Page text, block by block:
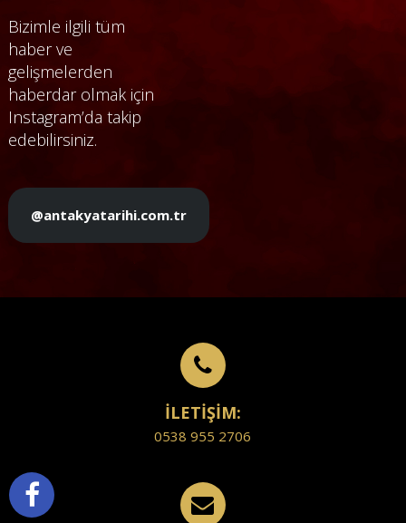
Bizimle ilgili tüm
haber ve
gelişmelerden
haberdar olmak için
Instagram’da takip
edebilirsiniz.
@antakyatarihi.com.tr
İLETİŞİM:
0538 955 2706